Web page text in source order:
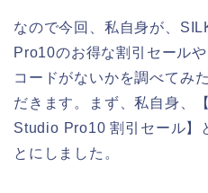
なので今回、私自身が、
Pro10のお得な割引セール
コードがないかを調べてみ
だきます。まず、私自身、
Studio Pro10 割引セール】
とにしました。